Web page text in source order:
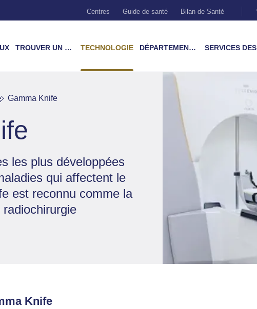
Centres Guide de santé Bilan de Santé
TROUVER UN MÉDECIN TECHNOLOGIE DÉPARTEMENTS & TRAITEMENTS SERVICES DES PATIENTS
Gamma Knife
les plus développées
qui affectent le
est reconnu comme la
Knife